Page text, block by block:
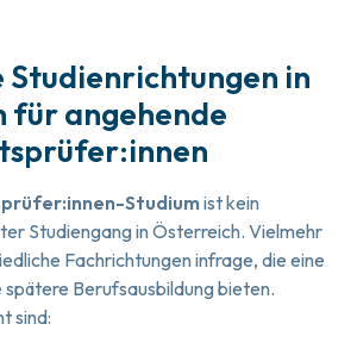
Studienrichtungen in
für angehende
Studiumist kein
Studiengang in Österreich. Vielmehr
Fachrichtungen infrage, die eine
spätere Berufsausbildung bieten.
sind: